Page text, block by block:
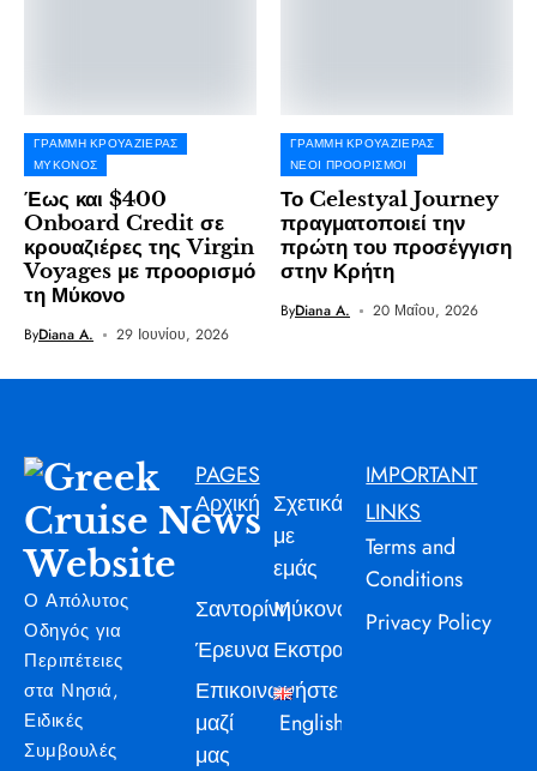
ΓΡΑΜΜΉ ΚΡΟΥΑΖΙΈΡΑΣ
ΜΎΚΟΝΟΣ
Έως και $400
Onboard Credit σε
κρουαζιέρες της Virgin
Voyages με προορισμό
τη Μύκονο
ByDiana A. 29 Ιουνίου, 2026
ΓΡΑΜΜΉ ΚΡΟΥΑΖΙΈΡΑΣ
ΝΈΟΙ ΠΡΟΟΡΙΣΜΟΊ
Το Celestyal Journey
πραγματοποιεί την
πρώτη του προσέγγιση
στην Κρήτη
ByDiana A. 20 Μαΐου, 2026
Ο Απόλυτος
Οδηγός για
Περιπέτειες
στα Νησιά,
Ειδικές
Συμβουλές
PAGES
Αρχική Σχετικά
με
εμάς
ΣαντορίνηΜύκονος
Έρευνα Εκστρατεία
Επικοινωνήστε
μαζί
μας
English
IMPORTANT
LINKS
Terms and
Conditions
Privacy Policy